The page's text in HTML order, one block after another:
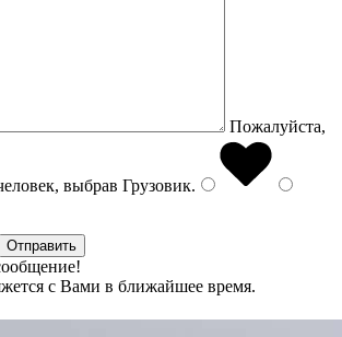
Пожалуйста,
выбрав Грузовик.
с Вами в ближайшее время.